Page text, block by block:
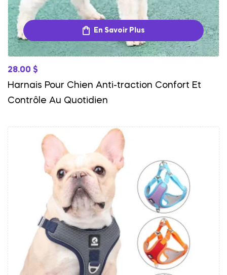
En Savoir Plus
28.00 $
Harnais Pour Chien Anti-traction Confort Et
Contrôle Au Quotidien